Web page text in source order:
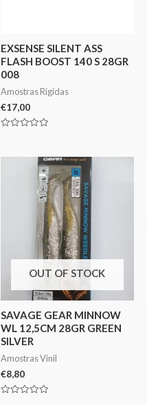
EXSENSE SILENT ASS
FLASH BOOST 140 S 28GR
008
Amostras Rigidas
€17,00
5
OUT OF STOCK
SAVAGE GEAR MINNOW
WL 12,5CM 28GR GREEN
SILVER
Amostras Vinil
€8,80